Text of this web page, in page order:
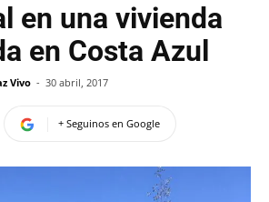
en una vivienda
en Costa Azul
Vivo - 30 abril, 2017
+ Seguinos en Google